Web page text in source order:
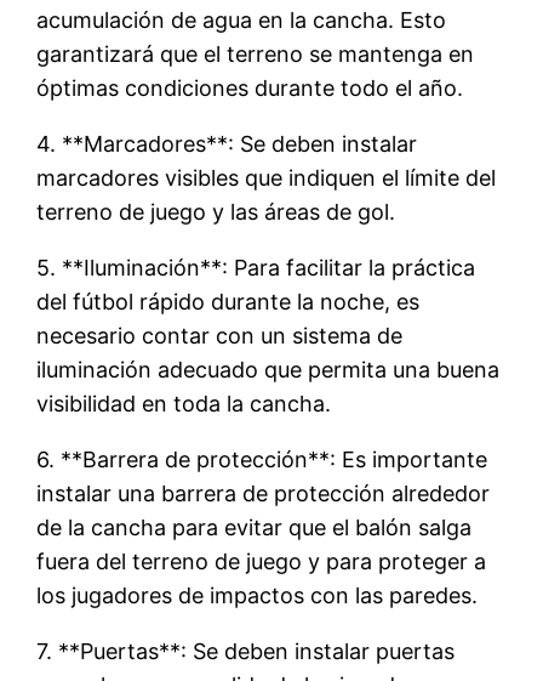
acumulación de agua en la cancha. Esto
garantizará que el terreno se mantenga en
óptimas condiciones durante todo el año.
4. **Marcadores**: Se deben instalar
marcadores visibles que indiquen el límite del
terreno de juego y las áreas de gol.
5. **Iluminación**: Para facilitar la práctica
del fútbol rápido durante la noche, es
necesario contar con un sistema de
iluminación adecuado que permita una buena
visibilidad en toda la cancha.
6. **Barrera de protección**: Es importante
instalar una barrera de protección alrededor
de la cancha para evitar que el balón salga
fuera del terreno de juego y para proteger a
los jugadores de impactos con las paredes.
7. **Puertas**: Se deben instalar puertas